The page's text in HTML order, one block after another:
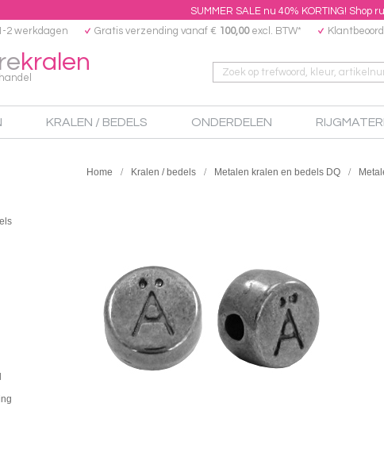
SUMMER SALE nu 40% KORTING! Shop
kralen
2 werkdagen Gratis verzending vanaf € 100,00excl. BTW*
KRALEN / BEDELS ONDERDELEN
Home Kralen / bedels Metalen kralen en bedels DQ